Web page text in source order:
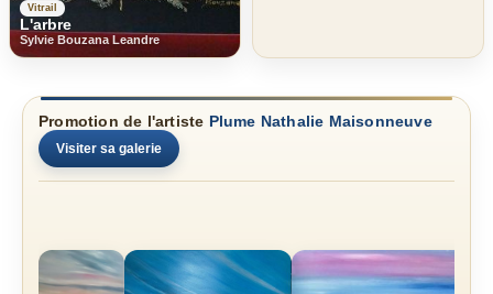
Vitrail
L'arbre
Sylvie Bouzana Leandre
Promotion de l'artiste Plume Nathalie Maisonneuve
Visiter sa galerie